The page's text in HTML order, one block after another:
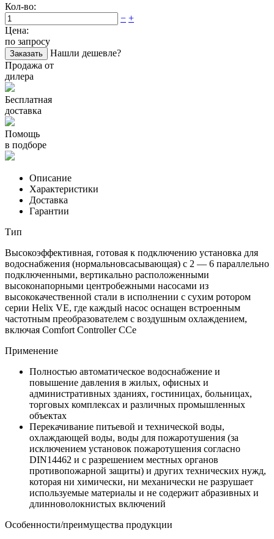
Кол-во:
− +
Цена:
по запросу
Заказать
Нашли дешевле?
Продажа от
дилера
Бесплатная
доставка
Помощь
в подборе
Описание
Характеристики
Доставка
Гарантии
Тип
Высокоэффективная, готовая к подключению установка для
водоснабжения (нормальновсасывающая) с 2 — 6 параллельно
подключенными, вертикально расположенными
высоконапорными центробежными насосами из
высококачественной стали в исполнении с сухим ротором
серии Helix VE, где каждый насос оснащен встроенным
частотным преобразователем с воздушным охлаждением,
включая Comfort Controller CCe
Применение
Полностью автоматическое водоснабжение и
повышение давления в жилых, офисных и
административных зданиях, гостиницах, больницах,
торговых комплексах и различных промышленных
объектах
Перекачивание питьевой и технической воды,
охлаждающей воды, воды для пожаротушения (за
исключением установок пожаротушения согласно
DIN14462 и с разрешением местных органов
противопожарной защиты) и других технических нужд,
которая ни химически, ни механически не разрушает
используемые материалы и не содержит абразивных и
длинноволокнистых включений
Особенности/преимущества продукции